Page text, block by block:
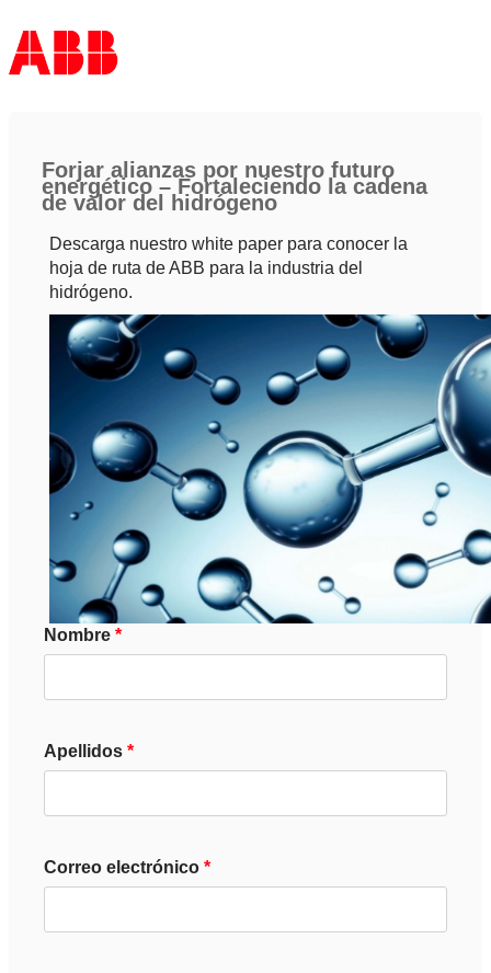
Forjar alianzas por nuestro futuro
energético – Fortaleciendo la cadena
de valor del hidrógeno
Descarga nuestro white paper para conocer la
hoja de ruta de ABB para la industria del
hidrógeno.
Nombre
Apellidos
Correo electrónico